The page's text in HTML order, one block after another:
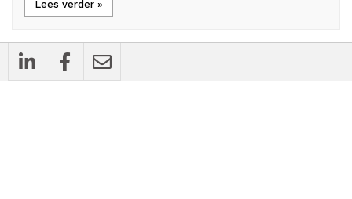
Lees verder »